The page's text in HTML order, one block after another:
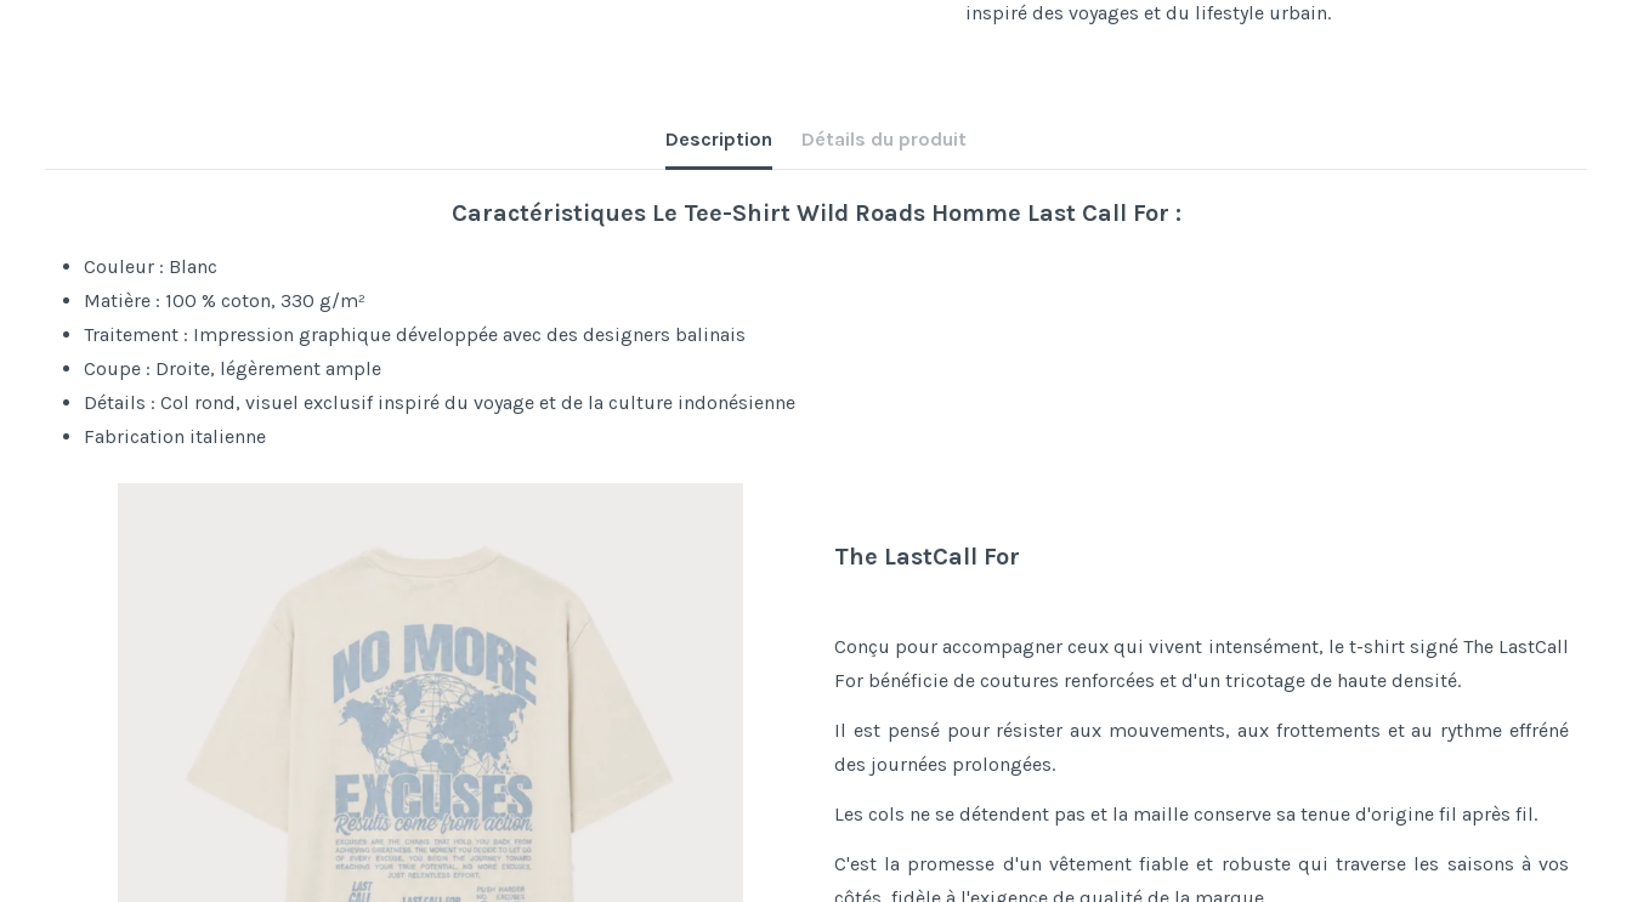
inspiré des voyages et du lifestyle urbain.
Description Détails du produit
Caractéristiques Le Tee-Shirt Wild Roads Homme Last Call For :
Couleur : Blanc
Matière : 100 % coton, 330 g/m²
Traitement : Impression graphique développée avec des designers balinais
Coupe : Droite, légèrement ample
Détails : Col rond, visuel exclusif inspiré du voyage et de la culture indonésienne
Fabrication italienne
The LastCall For
Conçu pour accompagner ceux qui vivent intensément, le t-shirt signé The LastCall
For bénéficie de coutures renforcées et d'un tricotage de haute densité.
Il est pensé pour résister aux mouvements, aux frottements et au rythme effréné
des journées prolongées.
Les cols ne se détendent pas et la maille conserve sa tenue d'origine fil après fil.
C'est la promesse d'un vêtement fiable et robuste qui traverse les saisons à vos